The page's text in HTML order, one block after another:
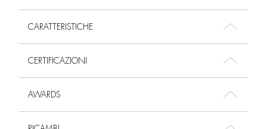
CARATTERISTICHE
CERTIFICAZIONI
AWARDS